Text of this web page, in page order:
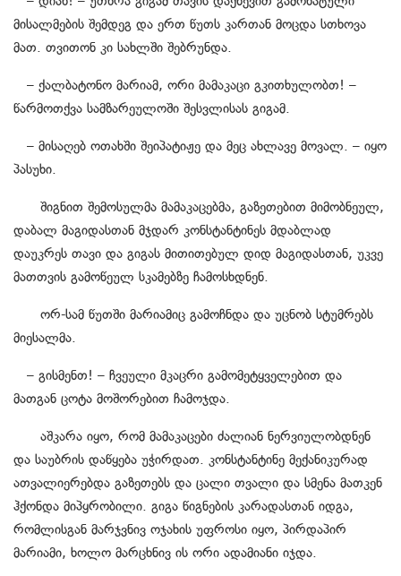
მისალმების შემდეგ და ერთ წუთს კართან მოცდა სთხოვა
მათ. თვითონ კი სახლში შებრუნდა.
– ქალბატონო მარიამ, ორი მამაკაცი გკითხულობთ! –
წარმოთქვა სამზარეულოში შესვლისას გიგამ.
– მისაღებ ოთახში შეიპატიჟე და მეც ახლავე მოვალ. – იყო
პასუხი.
შიგნით შემოსულმა მამაკაცებმა, გაზეთებით მიმობნეულ,
დაბალ მაგიდასთან მჯდარ კონსტანტინეს მდაბლად
დაუკრეს თავი და გიგას მითითებულ დიდ მაგიდასთან, უკვე
მათთვის გამოწეულ სკამებზე ჩამოსხდნენ.
ორ-სამ წუთში მარიამიც გამოჩნდა და უცნობ სტუმრებს
მიესალმა.
– გისმენთ! – ჩვეული მკაცრი გამომეტყველებით და
მათგან ცოტა მოშორებით ჩამოჯდა.
აშკარა იყო, რომ მამაკაცები ძალიან ნერვიულობდნენ
და საუბრის დაწყება უჭირდათ. კონსტანტინე მექანიკურად
ათვალიერებდა გაზეთებს და ცალი თვალი და სმენა მათკენ
ჰქონდა მიპყრობილი. გიგა წიგნების კარადასთან იდგა,
რომლისგან მარჯვნივ ოჯახის უფროსი იყო, პირდაპირ
მარიამი, ხოლო მარცხნივ ის ორი ადამიანი იჯდა.